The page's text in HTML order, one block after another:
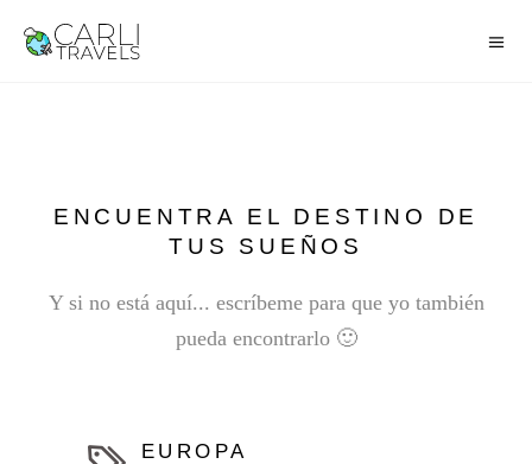
ENCUENTRA EL DESTINO DE
TUS SUEÑOS
Y si no está aquí... escríbeme para que yo también
pueda encontrarlo 🙂
EUROPA